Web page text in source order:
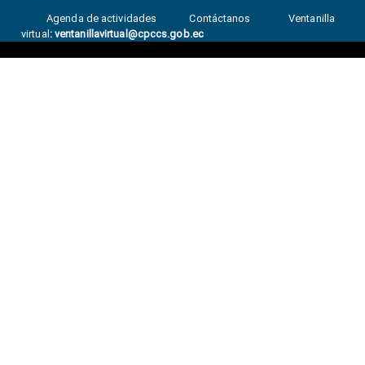
Agenda de actividades Contáctanos
Ventanilla
virtual : ventanillavirtual@cpccs.gob.ec